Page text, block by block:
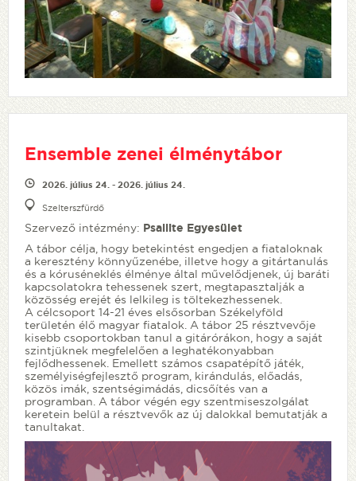
Ensemble zenei élménytábor
2026. július 24. - 2026. július 24.
Szelterszfürdő
Szervező intézmény: Psallite Egyesület
A tábor célja, hogy betekintést engedjen a fiataloknak
a keresztény könnyűzenébe, illetve hogy a gitártanulás
és a kóruséneklés élménye által művelődjenek, új baráti
kapcsolatokra tehessenek szert, megtapasztalják a
közösség erejét és lelkileg is töltekezhessenek.
A célcsoport 14-21 éves elsősorban Székelyföld
területén élő magyar fiatalok. A tábor 25 résztvevője
kisebb csoportokban tanul a gitárórákon, hogy a saját
szintjüknek megfelelően a leghatékonyabban
fejlődhessenek. Emellett számos csapatépítő játék,
személyiségfejlesztő program, kirándulás, előadás,
közös imák, szentségimádás, dicsőítés van a
programban. A tábor végén egy szentmiseszolgálat
keretein belül a résztvevők az új dalokkal bemutatják a
tanultakat.